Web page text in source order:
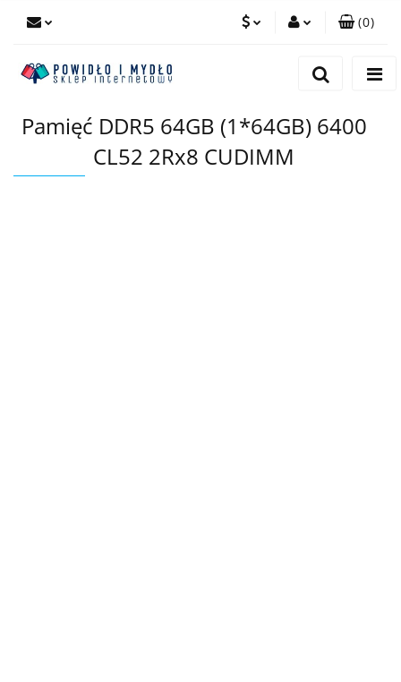
Dodaj zgłoszenie
(0)
Pamięć DDR5 64GB (1*64GB) 6400
CL52 2Rx8 CUDIMM